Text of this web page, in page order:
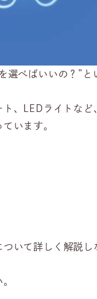
選べばいいの？”と
、LEDライトなど
います。
いて詳しく解説し